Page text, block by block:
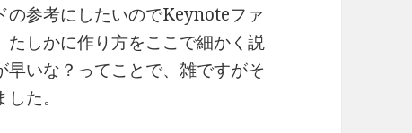
の参考にしたいのでKeynoteファ
しかに作り方をここで細かく説
いな？ってことで、雑ですがそ
た。